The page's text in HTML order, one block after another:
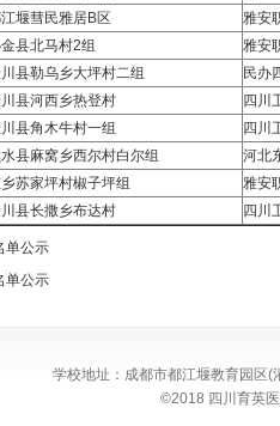
堰彗民雅居B区
雅安
县北马村2组
雅安
县勒乌乡大坪村二组
民办
县河西乡热登村
四川
县角木牛村一组
四川
县麻窝乡西尔村白尔组
河北
苏家坪村椒子坪组
雅安
县长撒乡布达村 四川
单公示
单公示
学校地址：成都市都江堰教育园区
©2018 四川育英